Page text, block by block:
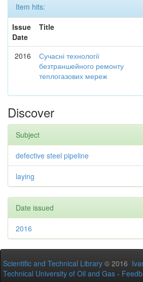
Item hits:
Issue
Date
Title
2016
Сучасні технології
безтраншейного ремонту
теплогазових мереж
Discover
Subject
defective steel pipeline
laying
Date issued
2016
Scientific and Technical Library © 2016
Technical University of Oil and Gas -